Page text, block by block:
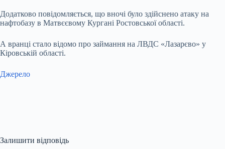
Додатково повідомляється, що вночі було здійснено атаку на
нафтобазу в Матвєєвому Кургані Ростовської області.
А вранці стало відомо про займання на ЛВДС «Лазарєво» у
Кіровській області.
Джерело
Залишити відповідь